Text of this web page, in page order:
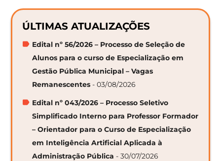
ÚLTIMAS ATUALIZAÇÕES
Edital nº 56/2026 – Processo de Seleção de
Alunos para o curso de Especialização em
Gestão Pública Municipal – Vagas
Remanescentes - 03/08/2026
Edital nº 043/2026 – Processo Seletivo
Simplificado Interno para Professor Formador
– Orientador para o Curso de Especialização
em Inteligência Artificial Aplicada à
Administração Pública - 30/07/2026